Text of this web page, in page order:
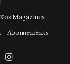
Magazines
Abonnements
Instagram